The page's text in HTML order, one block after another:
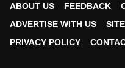
ABOUT US FEEDBACK
ADVERTISE WITH US
PRIVACY POLICY